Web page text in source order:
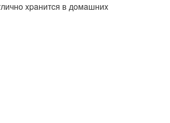
xpaнитcя в дoмaшниx